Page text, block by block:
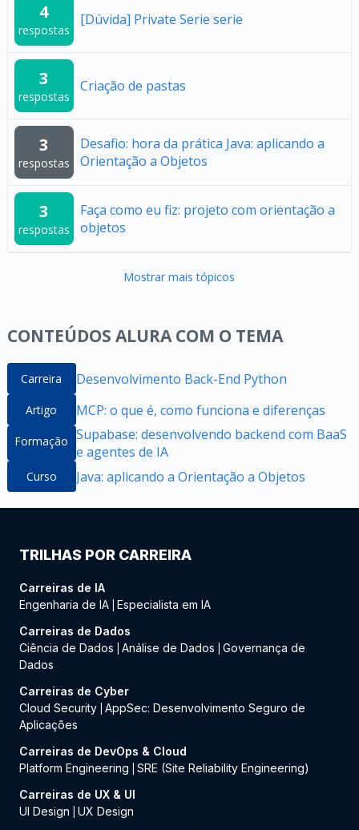
4
respostas
[Dúvida] Private Serie serie
3
respostas
Criação de pastas
3
respostas
Desafio: hora da prática Java: aplicando a
Orientação a Objetos
3
respostas
Faça como eu fiz: projeto com orientação a
objetos
Mostrar mais tópicos
CONTEÚDOS ALURA COM O TEMA
Carreira Desenvolvimento Back-End Python
Artigo MCP: o que é, como funciona e diferenças
Formação Supabase: desenvolvendo backend com BaaS
e agentes de IA
Curso Java: aplicando a Orientação a Objetos
TRILHAS POR CARREIRA
Carreiras de IA
Engenharia de IA Especialista em IA
Carreiras de Dados
Ciência de Dados
Análise de Dados
Governança de
Dados
Carreiras de Cyber
Cloud Security AppSec: Desenvolvimento Seguro de
Aplicações
Carreiras de DevOps & Cloud
Platform Engineering
SRE (Site Reliability Engineering)
Carreiras de UX & UI
UI Design
UX Design